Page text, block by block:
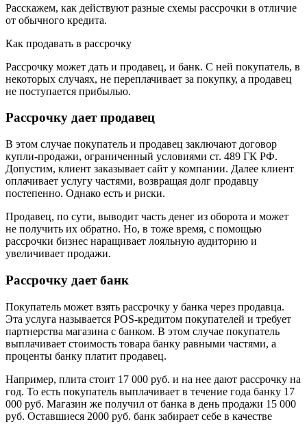
Расскажем, как действуют разные схемы рассрочки в отличие
от обычного кредита.
Как продавать в рассрочку
Рассрочку может дать и продавец, и банк. С ней покупатель, в
некоторых случаях, не переплачивает за покупку, а продавец
не поступается прибылью.
Рассрочку дает продавец
В этом случае покупатель и продавец заключают договор
купли-продажи, ограниченный условиями ст. 489 ГК РФ.
Допустим, клиент заказывает сайт у компании. Далее клиент
оплачивает услугу частями, возвращая долг продавцу
постепенно. Однако есть и риски.
Продавец, по сути, выводит часть денег из оборота и может
не получить их обратно. Но, в тоже время, с помощью
рассрочки бизнес наращивает лояльную аудиторию и
увеличивает продажи.
Рассрочку дает банк
Покупатель может взять рассрочку у банка через продавца.
Эта услуга называется POS-кредитом покупателей и требует
партнерства магазина с банком. В этом случае покупатель
выплачивает стоимость товара банку равными частями, а
проценты банку платит продавец.
Например, плита стоит 17 000 руб. и на нее дают рассрочку на
год. То есть покупатель выплачивает в течение года банку 17
000 руб. Магазин же получил от банка в день продажи 15 000
руб. Оставшиеся 2000 руб. банк забирает себе в качестве